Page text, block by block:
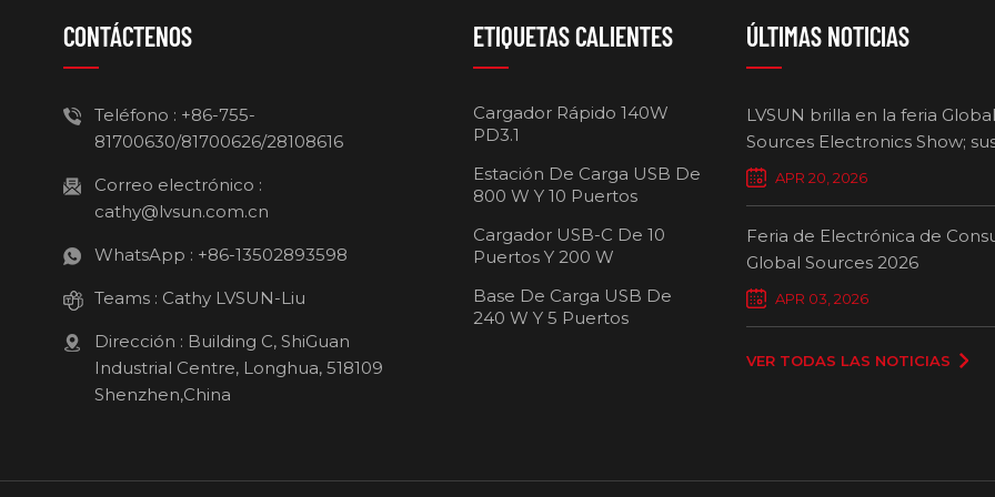
CONTÁCTENOS
Teléfono : +86-755-
81700630/81700626/28108616
Correo electrónico :
cathy@lvsun.com.cn
WhatsApp : +86-13502893598
Teams : Cathy LVSUN-Liu
Dirección : Building C, ShiGuan
Industrial Centre, Longhua, 518109
Shenzhen,China
ETIQUETAS CALIENTES
Cargador Rápido 140W
PD3.1
Estación De Carga USB De
800 W Y 10 Puertos
Cargador USB-C De 10
Puertos Y 200 W
Base De Carga USB De
240 W Y 5 Puertos
ÚLTIMAS NOTICIAS
LVSUN brilla en la feria Global
Sources Electronics Show;
cargadores multipuerto
nuevos estándares para la
APR 20, 2026
Feria de Electrónica de
Global Sources 2026
APR 03, 2026
VER TODAS LAS NOTICIAS